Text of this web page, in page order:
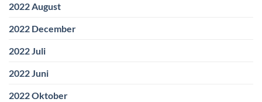
2022 August
2022 December
2022 Juli
2022 Juni
2022 Oktober